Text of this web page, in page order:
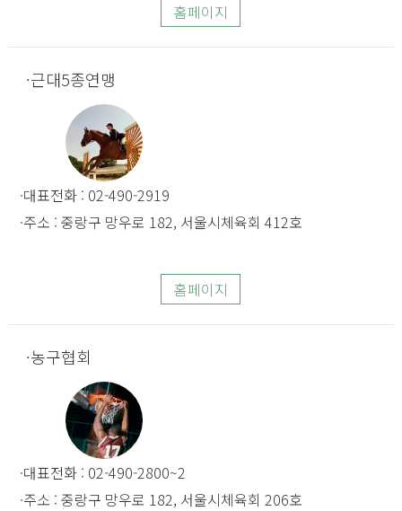
홈페이지
근대5종연맹
대표전화 : 02-490-2919
주소 : 중랑구 망우로 182, 서울시체육회 412호
홈페이지
농구협회
대표전화 : 02-490-2800~2
주소 : 중랑구 망우로 182, 서울시체육회 206호